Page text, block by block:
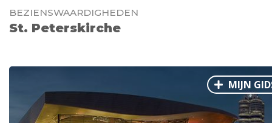
BEZIENSWAARDIGHEDEN
St. Peterskirche
MIJN